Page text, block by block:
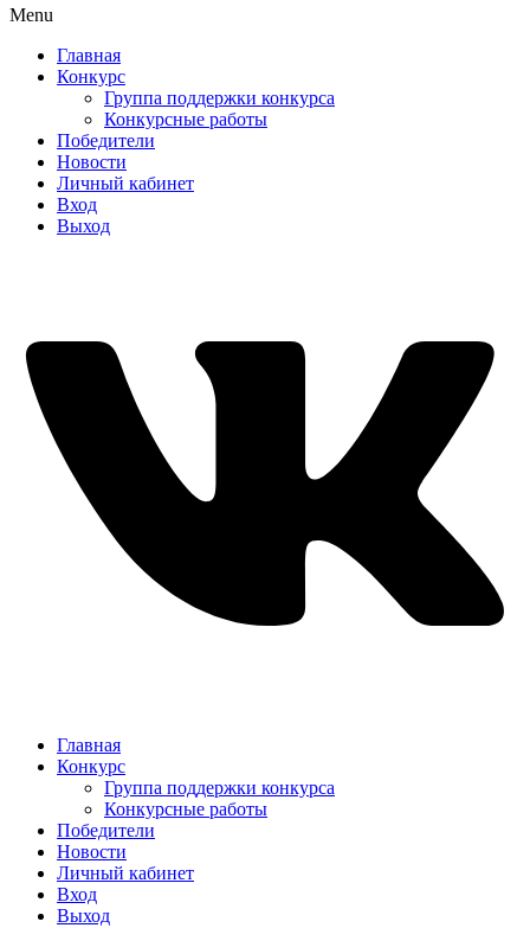
Menu
Главная
Конкурс
Группа поддержки конкурса
Конкурсные работы
Победители
Новости
Личный кабинет
Вход
Выход
Главная
Конкурс
Группа поддержки конкурса
Конкурсные работы
Победители
Новости
Личный кабинет
Вход
Выход